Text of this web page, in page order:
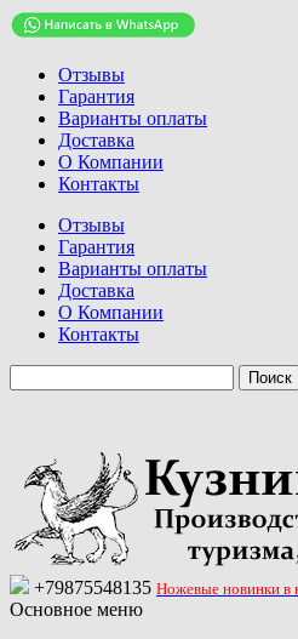
Отзывы
Гарантия
Варианты оплаты
Доставка
О Компании
Контакты
Отзывы
Гарантия
Варианты оплаты
Доставка
О Компании
Контакты
+79875548135 Ножевые новинки в
Основное меню